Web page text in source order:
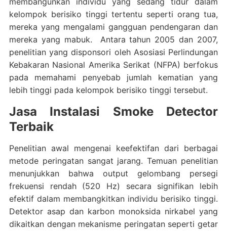
kelompok berisiko tinggi tertentu seperti orang tua,
mereka yang mengalami gangguan pendengaran dan
mereka yang mabuk. Antara tahun 2005 dan 2007,
penelitian yang disponsori oleh Asosiasi Perlindungan
Kebakaran Nasional Amerika Serikat (NFPA) berfokus
pada memahami penyebab jumlah kematian yang
lebih tinggi pada kelompok berisiko tinggi tersebut.
Jasa Instalasi Smoke Detector
Terbaik
Penelitian awal mengenai keefektifan dari berbagai
metode peringatan sangat jarang. Temuan penelitian
menunjukkan bahwa output gelombang persegi
frekuensi rendah (520 Hz) secara signifikan lebih
efektif dalam membangkitkan individu berisiko tinggi.
Detektor asap dan karbon monoksida nirkabel yang
dikaitkan dengan mekanisme peringatan seperti getar